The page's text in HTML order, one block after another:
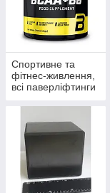
Спортивне та
фітнес-живлення,
всі паверліфтинги
тренажери, одяг